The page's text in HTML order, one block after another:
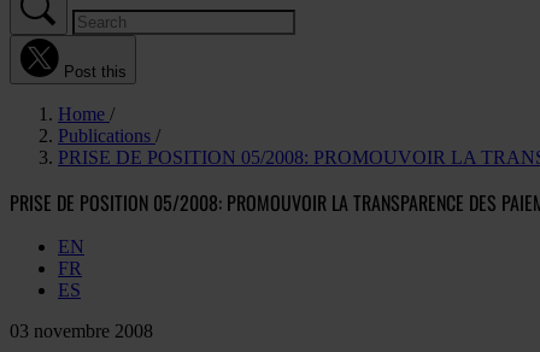
Post this
Home
Publications
PRISE DE POSITION 05/2008: PROMOUVOIR LA
PRISE DE POSITION 05/2008: PROMOUVOIR LA TRANSPARENCE DES
EN
FR
ES
03 novembre 2008